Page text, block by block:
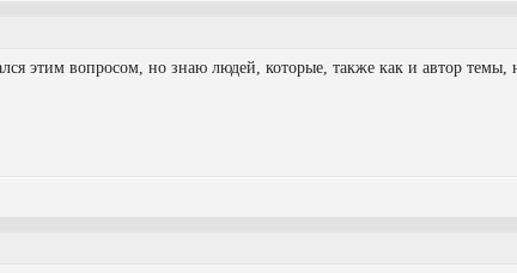
этим вопросом, но знаю людей, которые, также как и автор